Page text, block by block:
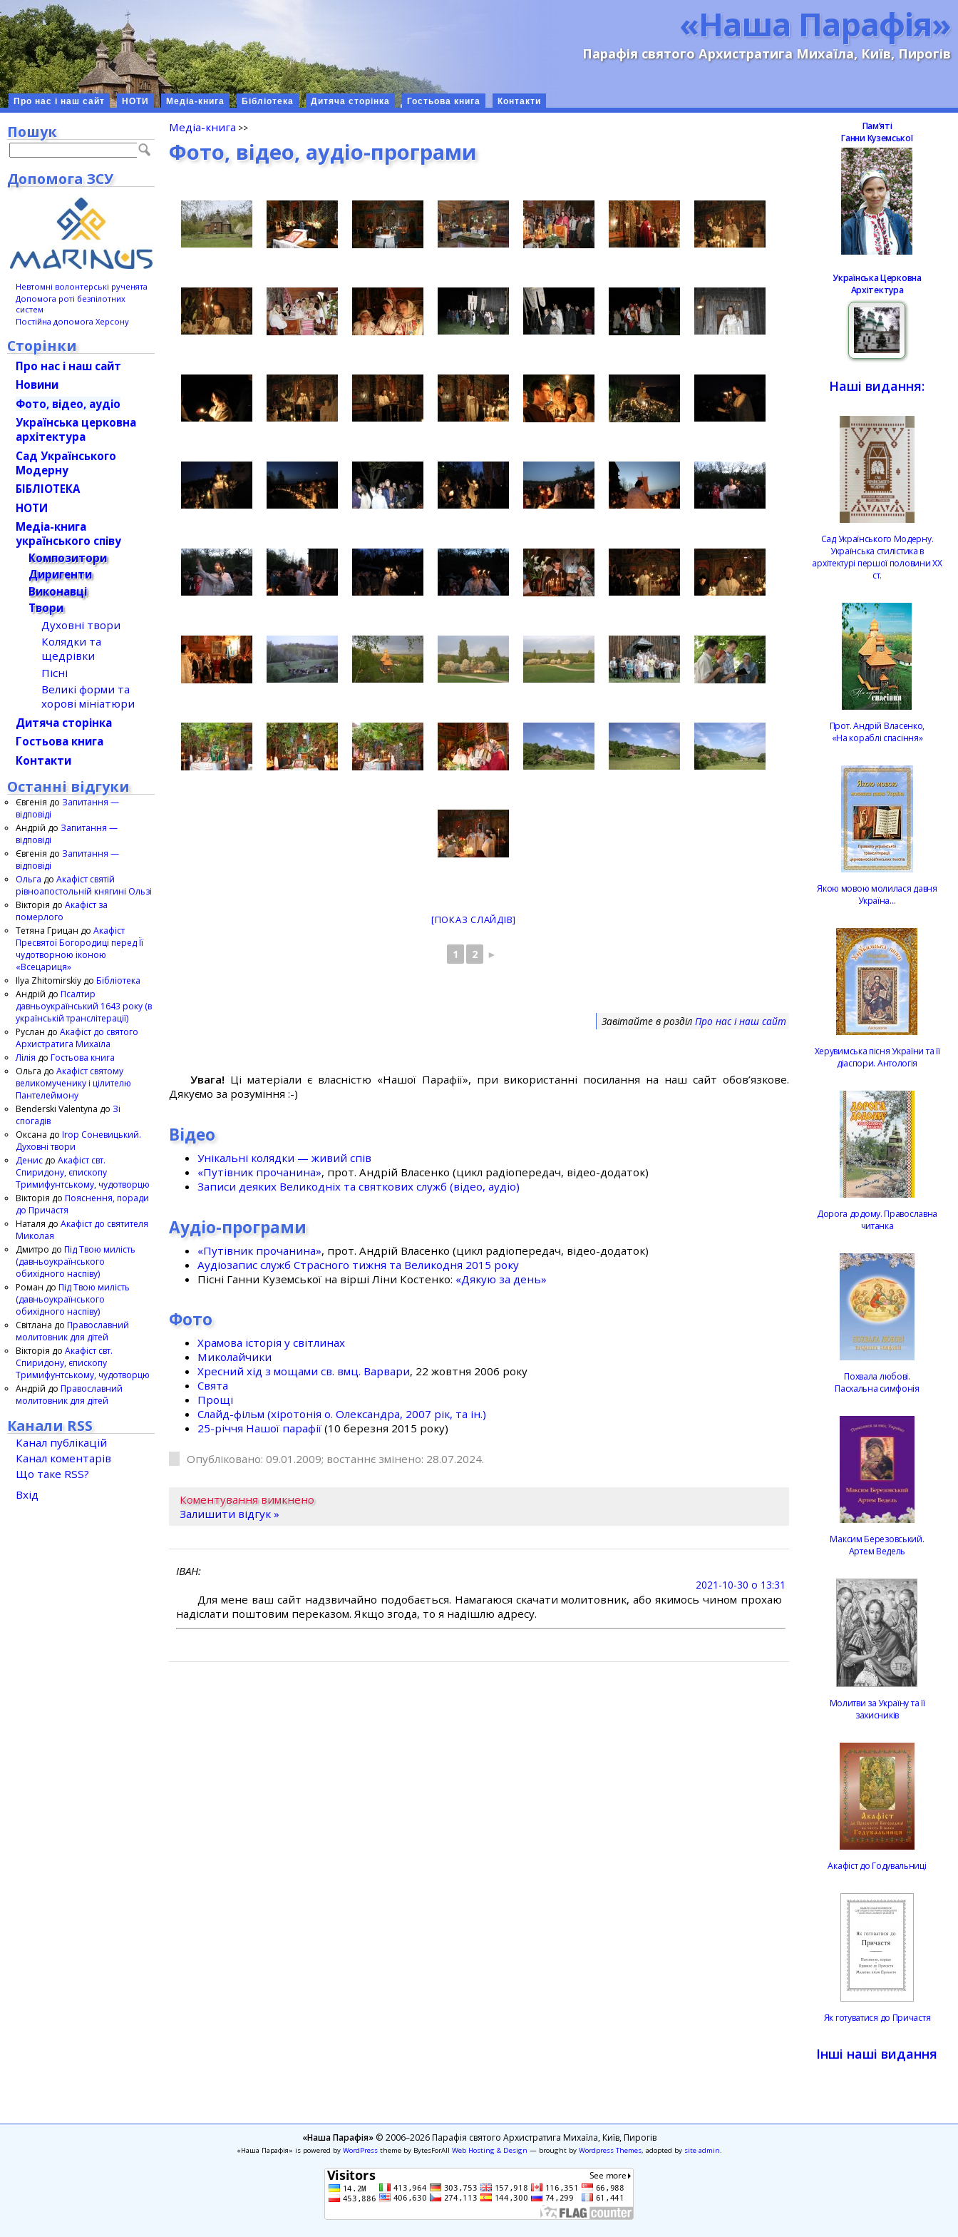
«Наша Парафія»
Парафія святого Архистратига Михаїла, Київ, Пирогів
Про нас і наш сайт НОТИ Медіа-книга Бібліотека Дитяча сторінка Гостьова книга Контакти
Медіа-книга
Фото, відео, аудіо-програми
[ПОКАЗ СЛАЙДІВ]
1 2 ►
Завітайте в розділ Про нас і наш сайт
Увага! Ці матеріали є власністю «Нашої Парафії», при використанні посилання на наш сайт обов’язкове.
Дякуємо за розуміння :-)
Відео
Унікальні колядки — живий спів
«Путівник прочанина», прот. Андрій Власенко (цикл радіопередач, відео-додаток)
Записи деяких Великодніх та святкових служб (відео, аудіо)
Аудіо-програми
«Путівник прочанина», прот. Андрій Власенко (цикл радіопередач, відео-додаток)
Аудіозапис служб Страсного тижня та Великодня 2015 року
Пісні Ганни Куземської на вірші Ліни Костенко: «Дякую за день»
Фото
Храмова історія у світлинах
Миколайчики
Хресний хід з мощами св. вмц. Варвари, 22 жовтня 2006 року
Свята
Прощі
Слайд-фільм (хіротонія о. Олександра, 2007 рік, та ін.)
25-рiччя Нашої парафiї (10 березня 2015 року)
Опубліковано: 09.01.2009; востаннє змінено: 28.07.2024.
Коментування вимкнено
Залишити відгук »
ІВАН
2021-10-30 о 13:31
Для мене ваш сайт надзвичайно подобається. Намагаюся скачати молитовник, або якимось чином прохаю
надіслати поштовим переказом. Якщо згода, то я надішлю адресу.
Пошук
Допомога ЗСУ
Невтомні волонтерські рученята
Допомога роті безпілотних
систем
Постійна допомога Херсону
Сторінки
Про нас і наш сайт
Новини
Фото, відео, аудіо
Українська церковна
архітектура
Сад Українського
Модерну
БІБЛІОТЕКА
НОТИ
Медіа-книга
українського співу
Композитори
Диригенти
Виконавці
Твори
Духовні твори
Колядки та
щедрівки
Пісні
Великі форми та
хорові мініатюри
Дитяча сторінка
Гостьова книга
Контакти
Останні відгуки
Євгенія до Запитання —
відповіді
Андрій до Запитання —
відповіді
Євгенія до Запитання —
відповіді
Ольга до Акафіст святій
рівноапостольній княгині Ользі
Вікторія до Акафіст за
померлого
Тетяна Грицан до Акафіст
Пресвятої Богородиці перед Її
чудотворною іконою
«Всецариця»
Ilya Zhitomirskiy до Бібліотека
Андрій до Псалтир
давньоукраїнський 1643 року (в
українській транслітерації)
Руслан до Акафіст до святого
Архистратига Михаїла
Лілія до Гостьова книга
Ольга до Акафіст святому
великомученику і цілителю
Пантелеймону
Benderski Valentyna до Зі
спогадів
Оксана до Ігор Соневицький.
Духовні твори
Денис до Акафіст свт.
Спиридону, єпископу
Тримифунтському, чудотворцю
Вікторія до Пояснення, поради
до Причастя
Наталя до Акафіст до святителя
Миколая
Дмитро до Під Твою милість
(давньоукраїнського
обихідного наспіву)
Роман до Під Твою милість
(давньоукраїнського
обихідного наспіву)
Світлана до Православний
молитовник для дітей
Вікторія до Акафіст свт.
Спиридону, єпископу
Тримифунтському, чудотворцю
Андрій до Православний
молитовник для дітей
Канали RSS
Канал публікацій
Канал коментарів
Що таке RSS?
Вхід
Памʼяті
Ганни Куземської
Українська Церковна
Архітектура
Наші видання:
Сад Українського Модерну.
Українська стилістика в
архітектурі першої половини ХХ
ст.
Прот. Андрій Власенко,
«На кораблі спасіння»
Якою мовою молилася давня
Україна…
Херувимська пісня України та її
діаспори. Антологія
Дорога додому. Православна
читанка
Похвала любові.
Пасхальна симфонія
Максим Березовський.
Артем Ведель
Молитви за Україну та її
захисників
Акафіст до Годувальниці
Як готуватися до Причастя
Інші наші видання
«Наша Парафія»© 2006–2026 Парафія святого Архистратига Михаїла, Київ, Пирогів
«Наша Парафія» is powered by WordPresstheme by BytesForAll Web Hosting & Design — brought by Wordpress Themes, adopted by site admin.